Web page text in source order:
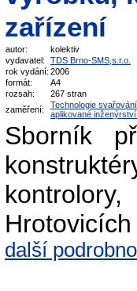
zařízení
autor:
kolektiv
vydavatel:
TDS Brno-SMS,s.r.o.
rok vydání: 2006
formát:
A4
rozsah:
267 stran
zaměření:
Technologie svařování
aplikované
Sborník
další